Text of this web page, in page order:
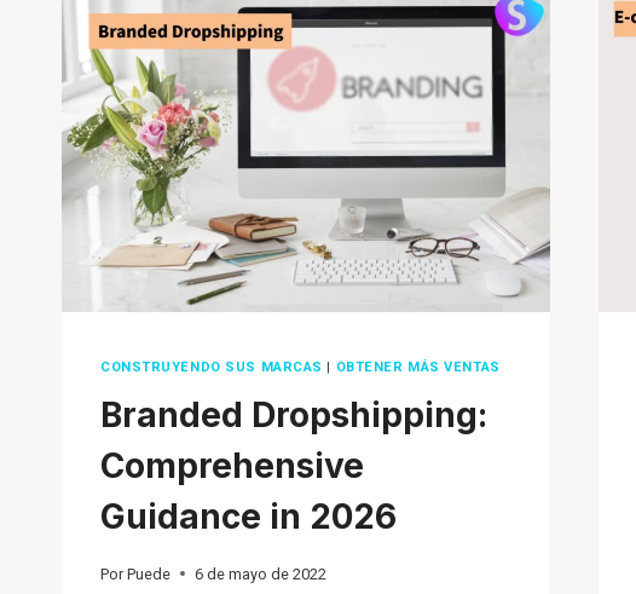
TO
GET
IN
2026
CONSTRUYENDO SUS MARCAS | OBTENER MÁS VENTAS
Branded Dropshipping:
Comprehensive
Guidance in 2026
Por Puede 6 de mayo de 2022